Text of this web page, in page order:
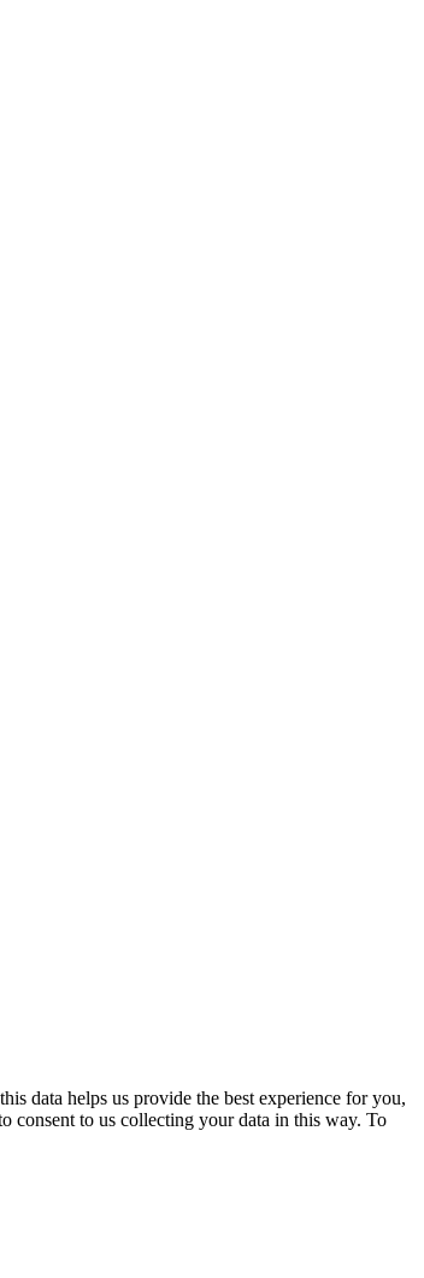
data helps us provide the best experience for you,
consent to us collecting your data in this way. To